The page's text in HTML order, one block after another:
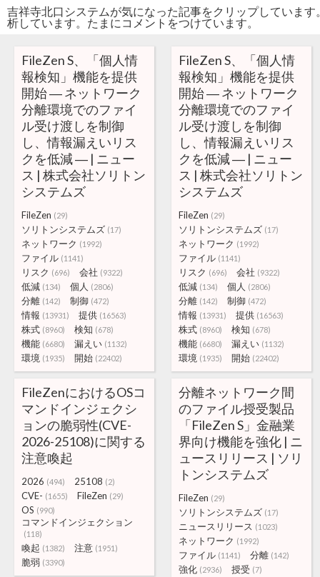
吉祥寺北口システムが気になった記事をクリップしていま
析しています。たまにコメントをつけています。
FileZen S、「個人情
報検知」機能を提供
開始 ― ネットワーク
分離環境でのファイ
ル受け渡しを制御
し、情報漏えいリス
クを低減 ― | ニュー
ス | 株式会社ソリトン
システムズ
FileZen (29)
ソリトンシステムズ (17)
ネットワーク (1992)
ファイル (1141)
リスク (696) 会社 (9322)
低減 (134) 個人 (2806)
分離 (142) 制御 (472)
情報 (13931) 提供 (16563)
株式 (8960) 検知 (678)
機能 (6680) 漏えい (1132)
環境 (1935) 開始 (22402)
FileZen S、「個人情
報検知」機能を提供
開始 ― ネットワーク
分離環境でのファイ
ル受け渡しを制御
し、情報漏えいリス
クを低減 ― | ニュー
ス | 株式会社ソリトン
システムズ
FileZen (29)
ソリトンシステムズ (17)
ネットワーク (1992)
ファイル (1141)
リスク (696) 会社 (9322)
低減 (134) 個人 (2806)
分離 (142) 制御 (472)
情報 (13931) 提供 (16563)
株式 (8960) 検知 (678)
機能 (6680) 漏えい (1132)
環境 (1935) 開始 (22402)
FileZenにおけるOSコ
マンドインジェクシ
ョンの脆弱性(CVE-
2026-25108)に関する
注意喚起
2026 (494) 25108 (2)
CVE- (1655) FileZen (29)
OS (990)
コマンドインジェクション
(118)
喚起 (1382) 注意 (1951)
脆弱 (3390)
分離ネットワーク間
のファイル授受製品
「FileZen S」金融業
界向け機能を強化 | ニ
ュースリリース | ソリ
トンシステムズ
FileZen (29)
ソリトンシステムズ (17)
ニュースリリース (1023)
ネットワーク (1992)
ファイル (1141) 分離 (142)
強化 (2936) 授受 (7)